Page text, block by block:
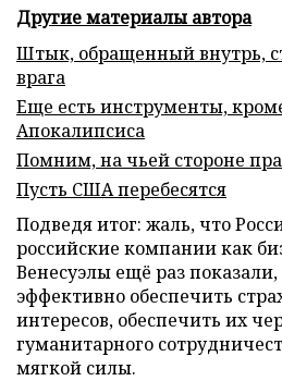
Другие материалы автора
Штык, обращенный внутрь,
врага
Еще есть инструменты,
Апокалипсиса
Помним, на чьей стороне
Пусть США перебесятся
Подведя итог: жаль, что
российские компании как
Венесуэлы ещё раз
эффективно обеспечить
интересов, обеспечить их
гуманитарного
мягкой силы.